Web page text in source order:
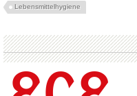
Lebensmittelhygiene